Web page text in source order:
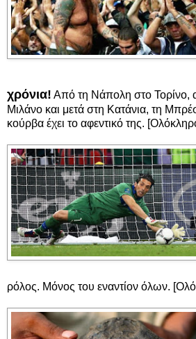
χρόνια! Από τη Νάπολη στο Τορίνο,
Μιλάνο και μετά στη Κατάνια, τη
κούρβα έχει το αφεντικό της.
ρόλος. Μόνος του εναντίον όλων.